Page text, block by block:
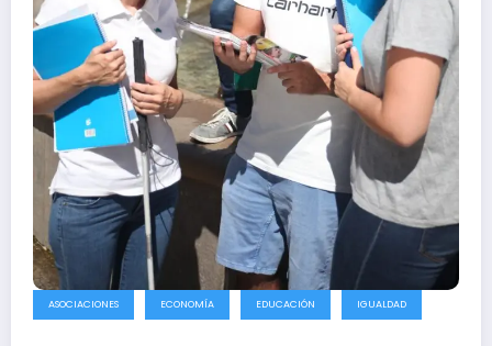
ASOCIACIONES ECONOMÍA EDUCACIÓN IGUALDAD